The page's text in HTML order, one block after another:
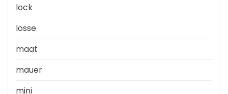
lock
losse
maat
mauer
mini